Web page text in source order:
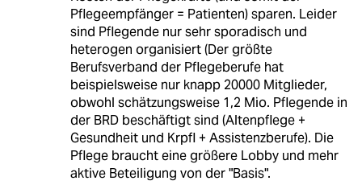
Pflegeempfänger = Patienten) sparen. Leider
sind Pflegende nur sehr sporadisch und
heterogen organisiert (Der größte
Berufsverband der Pflegeberufe hat
beispielsweise nur knapp 20000 Mitglieder,
obwohl schätzungsweise 1,2 Mio. Pflegende in
der BRD beschäftigt sind (Altenpflege +
Gesundheit und Krpfl + Assistenzberufe). Die
Pflege braucht eine größere Lobby und mehr
aktive Beteiligung von der "Basis".